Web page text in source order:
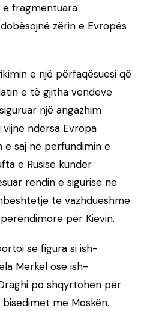
fragmentuara
zërin e Evropës
e një përfaqësuesi që
e të gjitha vendeve
një angazhim
ndërsa Evropa
saj në përfundimin e
e Rusisë kundër
rendin e sigurisë në
të vazhdueshme
për Kievin.
se figura si ish-
Merkel ose ish-
po shqyrtohen për
me Moskën.